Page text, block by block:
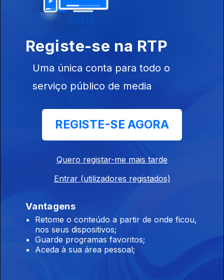
30 out. 2025
Roteiro das Artes
29 out. 2025
Roteiro das Artes
28 out. 2025
Roteiro das Artes
27 out. 2025
Roteiro das Artes
24 out. 2025
Registe-se na RTP
Uma única conta para todo o
serviço público de media
REGISTE-SE AGORA
Quero registar-me mais tarde
Entrar (utilizadores registados)
Vantagens
Retome o conteúdo a partir de onde ficou,
nos seus dispositivos;
Guarde programas favoritos;
Aceda à sua área pessoal;